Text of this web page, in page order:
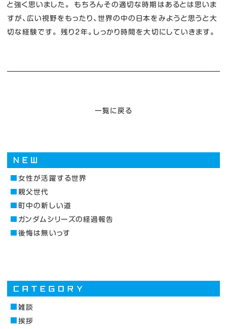
と強く思いました。 もちろんその適切な時期はあるとは思いま
すが、広い視野をもったり、世界の中の日本をみようと思うと大
切な経験です。 残り２年。しっかり時間を大切にしていきます。
一覧に戻る
女性が活躍する世界
親父世代
町中の新しい道
ガンダムシリーズの経過報告
後悔は無いっす
雑談
挨拶